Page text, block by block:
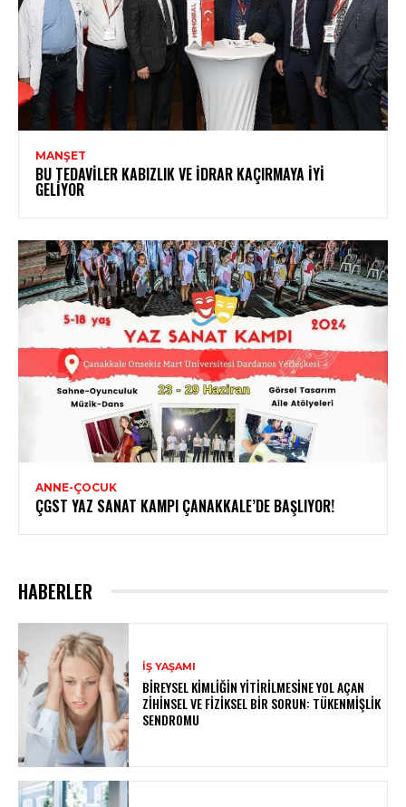
MANŞET
BU TEDAVILER KABIZLIK VE İDRAR KAÇIRMAYA İYI
GELIYOR
ANNE-ÇOCUK
ÇGST YAZ SANAT KAMPI ÇANAKKALE’DE BAŞLIYOR!
HABERLER
İŞ YAŞAMI
BIREYSEL KIMLIĞIN YITIRILMESINE YOL AÇAN
ZIHINSEL VE FIZIKSEL BIR SORUN: TÜKENMIŞLIK
SENDROMU